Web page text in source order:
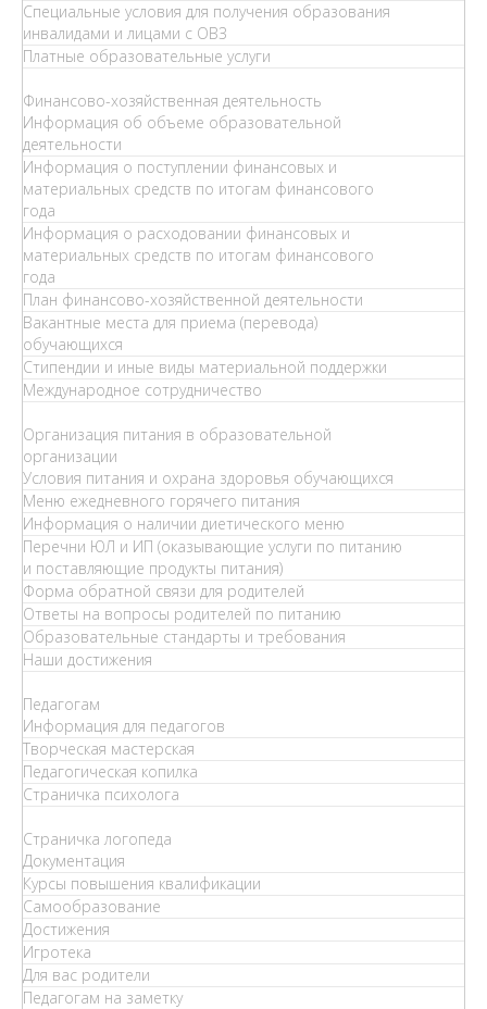
Специальные условия для получения образования
инвалидами и лицами с ОВЗ
Платные образовательные услуги
Финансово-хозяйственная деятельность
Информация об объеме образовательной
деятельности
Информация о поступлении финансовых и
материальных средств по итогам финансового
года
Информация о расходовании финансовых и
материальных средств по итогам финансового
года
План финансово-хозяйственной деятельности
Вакантные места для приема (перевода)
обучающихся
Стипендии и иные виды материальной поддержки
Международное сотрудничество
Организация питания в образовательной
организации
Условия питания и охрана здоровья обучающихся
Меню ежедневного горячего питания
Информация о наличии диетического меню
Перечни ЮЛ и ИП (оказывающие услуги по питанию
и поставляющие продукты питания)
Форма обратной связи для родителей
Ответы на вопросы родителей по питанию
Образовательные стандарты и требования
Наши достижения
Педагогам
Информация для педагогов
Творческая мастерская
Педагогическая копилка
Страничка психолога
Страничка логопеда
Документация
Курсы повышения квалификации
Самообразование
Достижения
Игротека
Для вас родители
Педагогам на заметку